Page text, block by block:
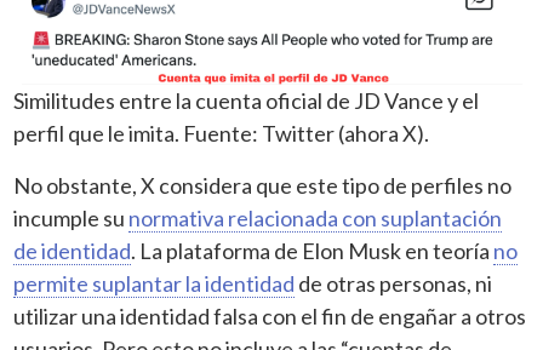
Similitudes entre la cuenta oficial de JD Vance y el
perfil que le imita. Fuente: Twitter (ahora X).
No obstante, X considera que este tipo de perfiles no
incumple su normativa relacionada con suplantación
de identidad. La plataforma de Elon Musk en teoría no
permite suplantar la identidad de otras personas, ni
utilizar una identidad falsa con el fin de engañar a otros